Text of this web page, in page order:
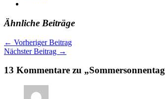
Ähnliche Beiträge
← Vorheriger Beitrag
Nächster Beitrag →
13 Kommentare zu